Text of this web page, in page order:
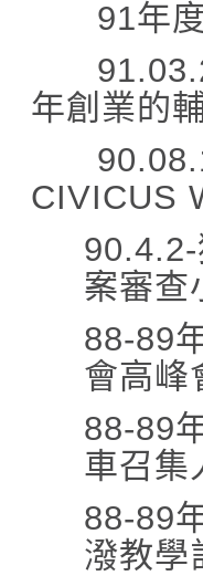
91年
年創業的
CIVICUS
90.4.2-
案審查
88-89
會高峰
88-89
車召集
88-89
潑教學